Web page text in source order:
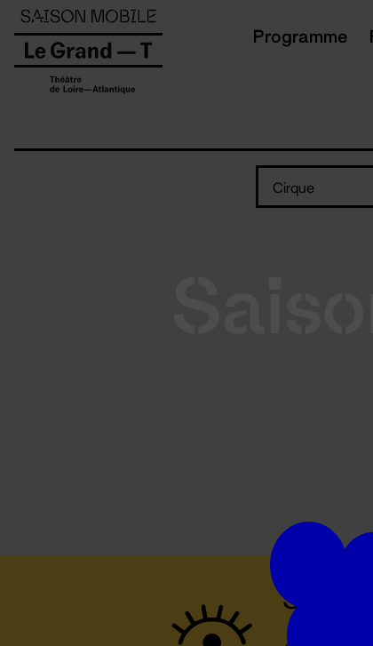
Programme
Cirque
Suivez
Panneau de gestion des cookies